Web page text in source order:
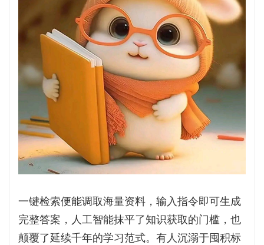
一键检索便能调取海量资料，输入指令即可生成
完整答案，人工智能抹平了知识获取的门槛，也
颠覆了延续千年的学习范式。有人沉溺于囤积标